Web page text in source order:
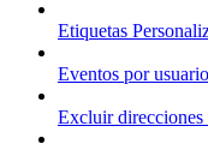
Etiquetas
Eventos por
Excluir